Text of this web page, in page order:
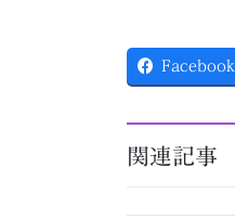
Facebook
関連記事